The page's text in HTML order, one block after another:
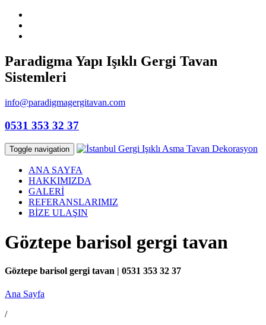
Paradigma Yapı Işıklı Gergi Tavan
Sistemleri
info@paradigmagergitavan.com
0531 353 32 37
Toggle navigation
ANA SAYFA
HAKKIMIZDA
GALERİ
REFERANSLARIMIZ
BİZE ULAŞIN
Göztepe barisol gergi tavan
Göztepe barisol gergi tavan | 0531 353 32 37
Ana Sayfa
/